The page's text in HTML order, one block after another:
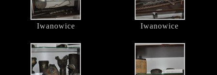
Iwanowice Iwanowice